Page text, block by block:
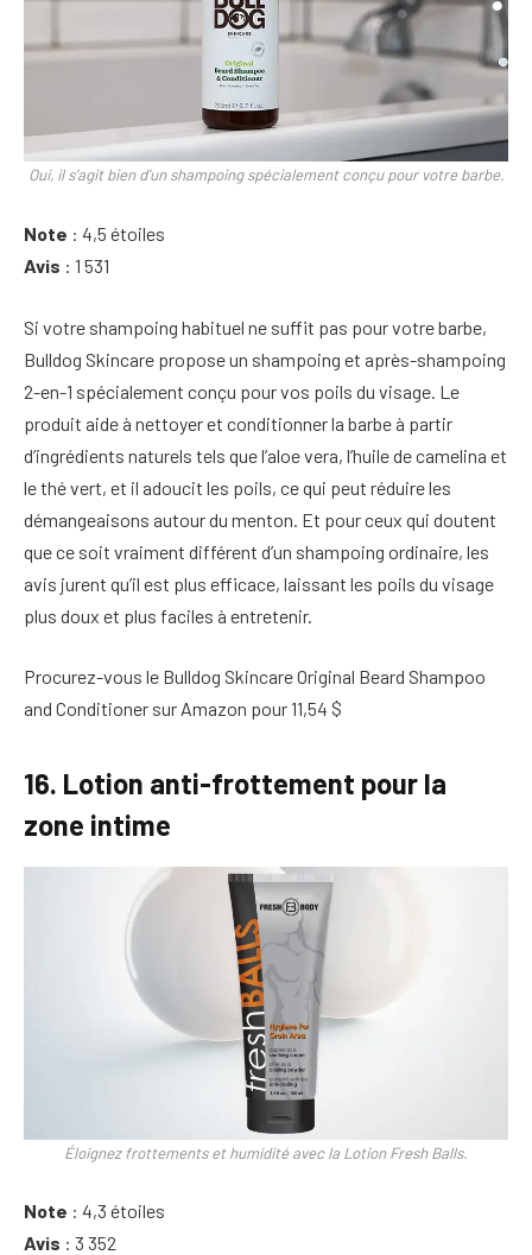
Oui, il s’agit bien d’un shampoing spécialement conçu pour votre barbe.
Note : 4,5 étoiles
Avis : 1 531
Si votre shampoing habituel ne suffit pas pour votre barbe,
Bulldog Skincare propose un shampoing et après-shampoing
2-en-1 spécialement conçu pour vos poils du visage. Le
produit aide à nettoyer et conditionner la barbe à partir
d’ingrédients naturels tels que l’aloe vera, l’huile de camelina et
le thé vert, et il adoucit les poils, ce qui peut réduire les
démangeaisons autour du menton. Et pour ceux qui doutent
que ce soit vraiment différent d’un shampoing ordinaire, les
avis jurent qu’il est plus efficace, laissant les poils du visage
plus doux et plus faciles à entretenir.
Procurez-vous le Bulldog Skincare Original Beard Shampoo
and Conditioner sur Amazon pour 11,54 $
16. Lotion anti-frottement pour la
zone intime
Éloignez frottements et humidité avec la Lotion Fresh Balls.
Note : 4,3 étoiles
Avis : 3 352